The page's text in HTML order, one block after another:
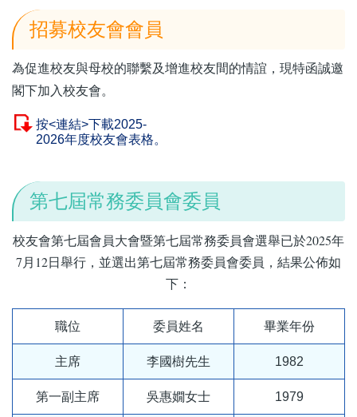
招募校友會會員
為促進校友與母校的聯繫及增進校友間的情誼，現特函誠邀
閣下加入校友會。
按<連結>下載2025-
2026年度校友會表格。
第七屆常務委員會委員
校友會第七屆會員大會暨第七屆常務委員會選舉已於2025年
7月12日舉行，並選出第七屆常務委員會委員，結果公佈如
下：
職位 委員姓名 畢業年份
主席 李國樹先生 1982
第一副主席 吳惠嫺女士 1979